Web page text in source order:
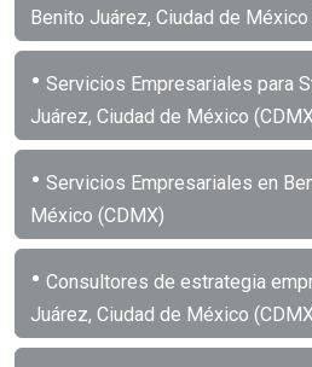
Benito Juárez, Ciudad de México
• Servicios Empresariales para
Juárez, Ciudad de México
• Servicios Empresariales en
México (CDMX)
• Consultores de estrategia
Juárez, Ciudad de México